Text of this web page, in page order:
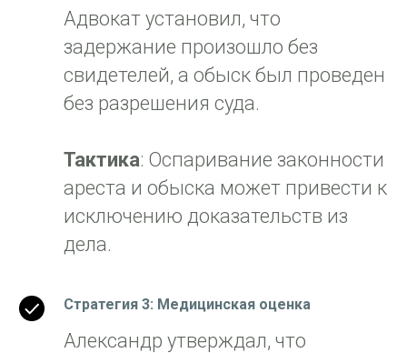
Адвокат установил, что
задержание произошло без
свидетелей, а обыск был проведен
без разрешения суда.
Тактика: Оспаривание законности
ареста и обыска может привести к
исключению доказательств из
дела.
Стратегия 3: Медицинская оценка
Александр утверждал, что